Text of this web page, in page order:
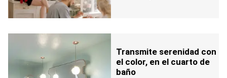
Transmite serenidad con
el color, en el cuarto de
baño